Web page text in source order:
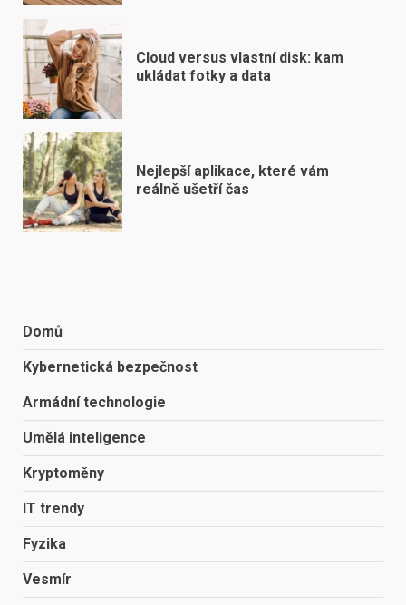
Cloud versus vlastní disk: kam
ukládat fotky a data
Nejlepší aplikace, které vám
reálně ušetří čas
Domů
Kybernetická bezpečnost
Armádní technologie
Umělá inteligence
Kryptoměny
IT trendy
Fyzika
Vesmír